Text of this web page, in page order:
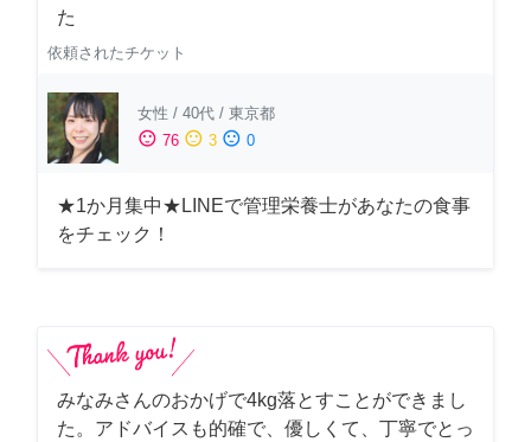
た
依頼されたチケット
女性 / 40代 / 東京都
sentiment_satisfied 76 sentiment_neutral 3 sentiment_dissatisfied 0
★1か月集中★LINEで管理栄養士があなたの食事
をチェック！
みなみさんのおかげで4kg落とすことができまし
た。アドバイスも的確で、優しくて、丁寧でとっ